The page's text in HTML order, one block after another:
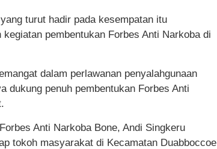
turut hadir pada kesempatan itu
pembentukan Forbes Anti Narkoba di
dalam perlawanan penyalahgunaan
dukung penuh pembentukan Forbes Anti
Anti Narkoba Bone, Andi Singkeru
tokoh masyarakat di Kecamatan Duabboccoe